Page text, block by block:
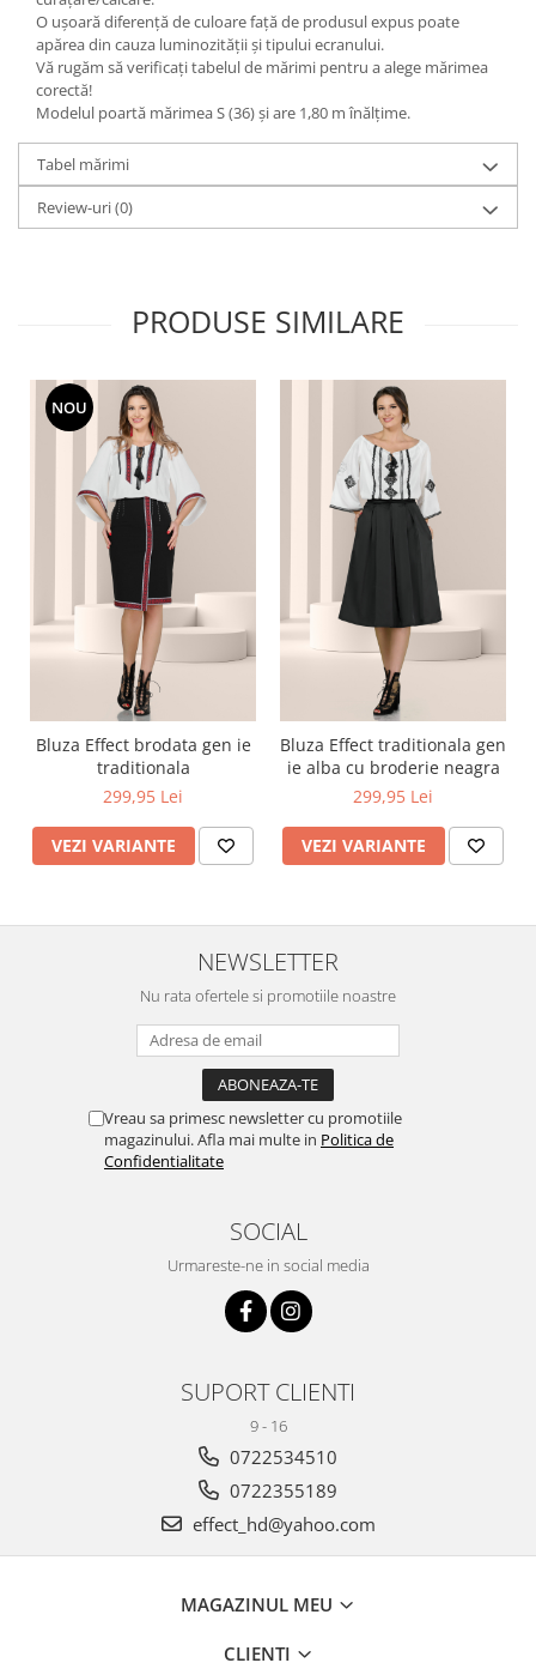
O ușoară diferență de culoare față de produsul expus poate
apărea din cauza luminozității și tipului ecranului.
Vă rugăm să verificați tabelul de mărimi pentru a alege mărimea
corectă!
Modelul poartă mărimea S (36) și are 1,80 m înălțime.
Tabel mărimi
Review-uri(0)
PRODUSE SIMILARE
NOU
Bluza Effect brodata gen ie
traditionala
299,95 Lei
VEZI VARIANTE
Bluza Effect traditionala gen
ie alba cu broderie neagra
299,95 Lei
VEZI VARIANTE
NEWSLETTER
Nu rata ofertele si promotiile noastre
Vreau sa primesc newsletter cu promotiile
magazinului. Afla mai multe in Politica de
Confidentialitate
SOCIAL
Urmareste-ne in social media
SUPORT CLIENTI
9 - 16
0722534510
0722355189
effect_hd@yahoo.com
MAGAZINUL MEU
CLIENTI